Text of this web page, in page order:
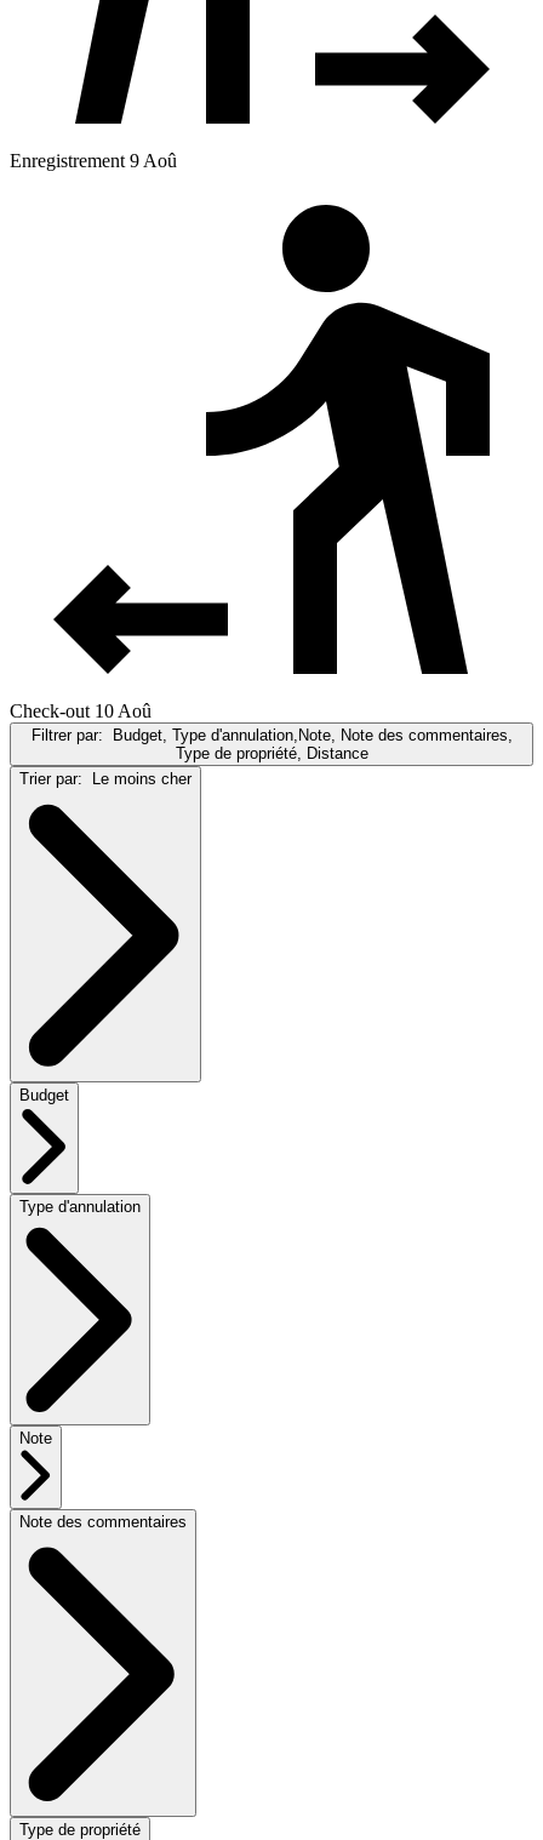
Enregistrement 9 Aoû
Check-out 10 Aoû
Filtrer par:
Budget, Type d'annulation,Note, Note des commentaires,
Type de propriété, Distance
Trier par:
Le moins cher
Budget
Type d'annulation
Note
Note des commentaires
Type de propriété